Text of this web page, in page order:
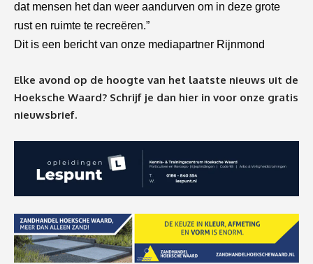
dat mensen het dan weer aandurven om in deze grote
rust en ruimte te recreëren.”
Dit is een bericht van onze mediapartner Rijnmond
Elke avond op de hoogte van het laatste nieuws uit de
Hoeksche Waard? Schrijf je dan hier in voor onze gratis
nieuwsbrief.